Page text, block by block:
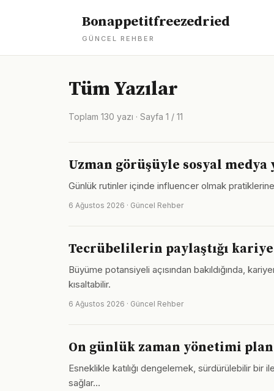
Bonappetitfreezedried
GÜNCEL REHBER
Tüm Yazılar
Toplam 130 yazı · Sayfa 1 / 11
Uzman görüşüyle sosyal
Günlük rutinler içinde influencer olmak
6 Ağustos 2026 · Güncel Rehber
Tecrübelilerin paylaştığı
Büyüme potansiyeli açısından bakıldığında,
kısaltabilir.
6 Ağustos 2026 · Güncel Rehber
On günlük zaman yönetimi
Esneklikle katılığı dengelemek, sürdürülebilir bir
sağlar…